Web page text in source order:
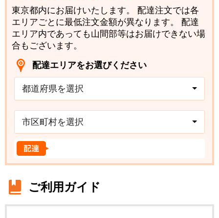
東京都内にお届けいたします。 配達注文では各
エリアごとに最低注文金額が異なります。 配達
エリア内であっても山間部等はお届けできない場
合もございます。
配達エリアをお選びください
都道府県を選択
市区町村を選択
ご利用ガイド